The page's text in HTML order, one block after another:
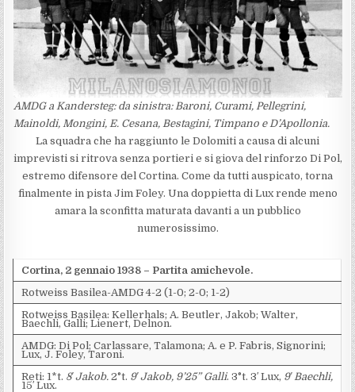
AMDG a Kandersteg: da sinistra: Baroni, Curami, Pellegrini,
Mainoldi, Mongini, E. Cesana, Bestagini, Timpano e D’Apollonia.
La squadra che ha raggiunto le Dolomiti a causa di alcuni
imprevisti si ritrova senza portieri e si giova del rinforzo Di Pol,
estremo difensore del Cortina. Come da tutti auspicato, torna
finalmente in pista Jim Foley. Una doppietta di Lux rende meno
amara la sconfitta maturata davanti a un pubblico
numerosissimo.
Cortina, 2 gennaio 1938 – Partita amichevole.
Rotweiss Basilea-AMDG 4-2 (1-0; 2-0; 1-2)
Rotweiss Basilea: Kellerhals; A. Beutler, Jakob; Walter,
Baechli, Galli; Lienert, Delnon.
AMDG: Di Pol; Carlassare, Talamona; A. e P. Fabris, Signorini;
Lux, J. Foley, Taroni.
Reti: 1*t. 8′ Jakob.2°t. 9′ Jakob, 9’25” Galli. 3°t. 3′ Lux, 9′ Baechli,
15′ Lux.